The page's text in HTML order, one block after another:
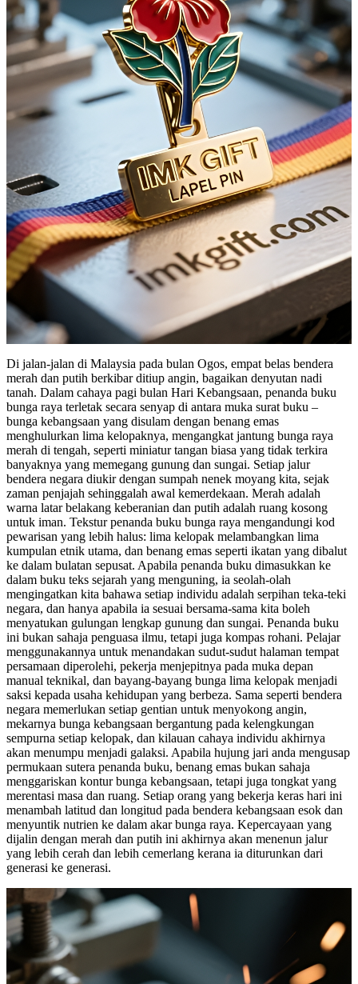
Di jalan-jalan di Malaysia pada bulan Ogos, empat belas bendera
merah dan putih berkibar ditiup angin, bagaikan denyutan nadi
tanah. Dalam cahaya pagi bulan Hari Kebangsaan, penanda buku
bunga raya terletak secara senyap di antara muka surat buku –
bunga kebangsaan yang disulam dengan benang emas
menghulurkan lima kelopaknya, mengangkat jantung bunga raya
merah di tengah, seperti miniatur tangan biasa yang tidak terkira
banyaknya yang memegang gunung dan sungai. Setiap jalur
bendera negara diukir dengan sumpah nenek moyang kita, sejak
zaman penjajah sehinggalah awal kemerdekaan. Merah adalah
warna latar belakang keberanian dan putih adalah ruang kosong
untuk iman. Tekstur penanda buku bunga raya mengandungi kod
pewarisan yang lebih halus: lima kelopak melambangkan lima
kumpulan etnik utama, dan benang emas seperti ikatan yang dibalut
ke dalam bulatan sepusat. Apabila penanda buku dimasukkan ke
dalam buku teks sejarah yang menguning, ia seolah-olah
mengingatkan kita bahawa setiap individu adalah serpihan teka-teki
negara, dan hanya apabila ia sesuai bersama-sama kita boleh
menyatukan gulungan lengkap gunung dan sungai. Penanda buku
ini bukan sahaja penguasa ilmu, tetapi juga kompas rohani. Pelajar
menggunakannya untuk menandakan sudut-sudut halaman tempat
persamaan diperolehi, pekerja menjepitnya pada muka depan
manual teknikal, dan bayang-bayang bunga lima kelopak menjadi
saksi kepada usaha kehidupan yang berbeza. Sama seperti bendera
negara memerlukan setiap gentian untuk menyokong angin,
mekarnya bunga kebangsaan bergantung pada kelengkungan
sempurna setiap kelopak, dan kilauan cahaya individu akhirnya
akan menumpu menjadi galaksi. Apabila hujung jari anda mengusap
permukaan sutera penanda buku, benang emas bukan sahaja
menggariskan kontur bunga kebangsaan, tetapi juga tongkat yang
merentasi masa dan ruang. Setiap orang yang bekerja keras hari ini
menambah latitud dan longitud pada bendera kebangsaan esok dan
menyuntik nutrien ke dalam akar bunga raya. Kepercayaan yang
dijalin dengan merah dan putih ini akhirnya akan menenun jalur
yang lebih cerah dan lebih cemerlang kerana ia diturunkan dari
generasi ke generasi.